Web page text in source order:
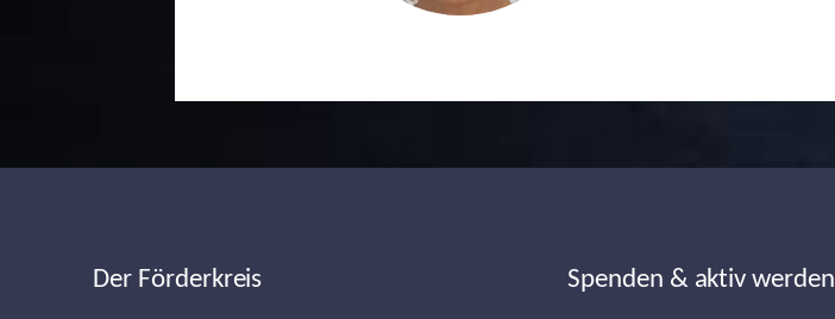
Der Förderkreis Spenden & aktiv werden